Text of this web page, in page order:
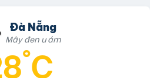
Đà Nẵng
Mây đen u ám